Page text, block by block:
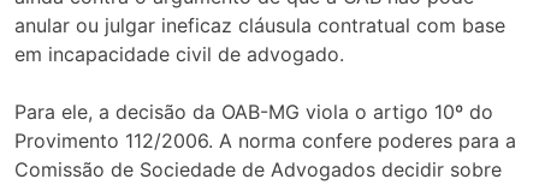
anular ou julgar ineficaz cláusula contratual com base
em incapacidade civil de advogado.
Para ele, a decisão da OAB-MG viola o artigo 10º do
Provimento 112/2006. A norma confere poderes para a
Comissão de Sociedade de Advogados decidir sobre